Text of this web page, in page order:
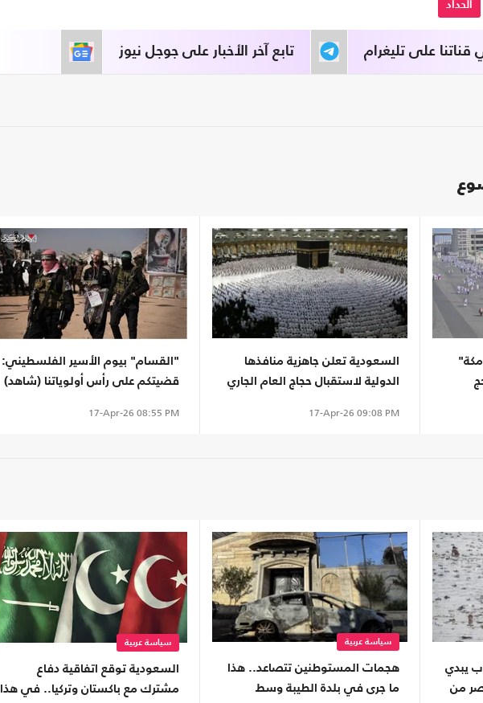
الحداد
تابع آخر الأخبار على جوجل نيوز على تليغرام
السعودية تعلن جاهزية منافذها
الدولية لاستقبال حجاج العام الجاري
17-Apr-26 09:08 PM
"القسام" بيوم الأسير الفلسطيني:
قضيتكم على رأس أولوياتنا (شاهد)
17-Apr-26 08:55 PM
يبدي
من
سياسة عربية
هجمات المستوطنين تتصاعد.. هذا
ما جرى في بلدة الطيبة وسط
سياسة عربية
السعودية توقع اتفاقية دفاع
مشترك مع باكستان وتركيا.. في هذا